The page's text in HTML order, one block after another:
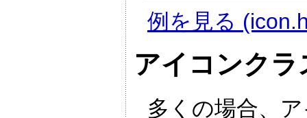
例を見る
アイコンクラ
多くの場合、